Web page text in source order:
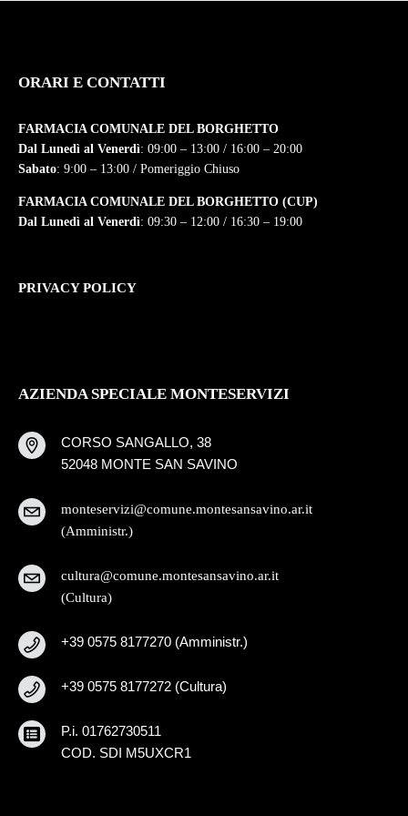
ORARI E CONTATTI
FARMACIA COMUNALE DEL BORGHETTO
Dal Lunedì al Venerdì: 09:00 – 13:00 / 16:00 – 20:00
Sabato: 9:00 – 13:00 / Pomeriggio Chiuso
FARMACIA COMUNALE DEL BORGHETTO (CUP)
Dal Lunedì al Venerdì: 09:30 – 12:00 / 16:30 – 19:00
PRIVACY POLICY
AZIENDA SPECIALE MONTESERVIZI
CORSO SANGALLO, 38
52048 MONTE SAN SAVINO
monteservizi@comune.montesansavino.ar.it
(Amministr.)
cultura@comune.montesansavino.ar.it
(Cultura)
+39 0575 8177270 (Amministr.)
+39 0575 8177272 (Cultura)
P.i. 01762730511
COD. SDI M5UXCR1